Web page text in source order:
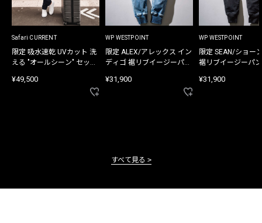
Safari CURRENT
限定 吸水速乾 UVカット 洗
える "オールシーン" セット
¥49,500
WP WESTPOINT
限定 ALEX/アレックス イン
ディゴ 裾リブイージーパン
¥31,900
WP WESTPOINT
限定 SEAN/ショー
裾リブイージーパ
¥31,900
すべて見る